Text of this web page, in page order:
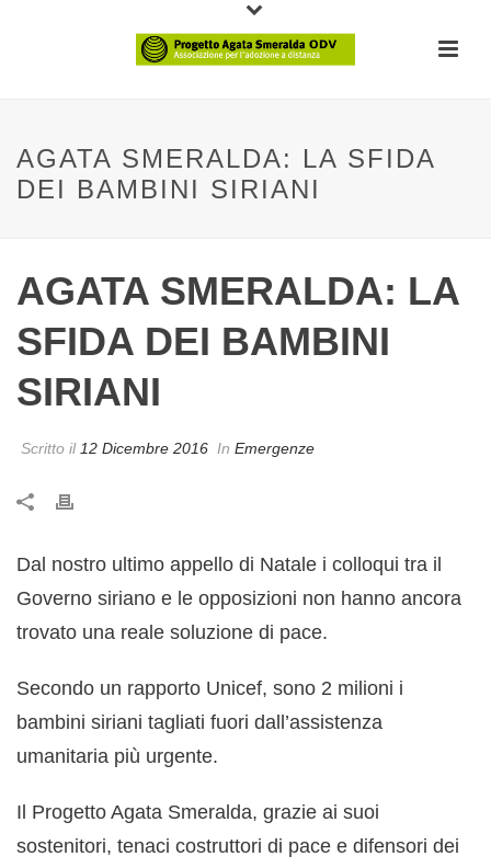
AGATA SMERALDA: LA SFIDA
DEI BAMBINI SIRIANI
AGATA SMERALDA: LA
SFIDA DEI BAMBINI
SIRIANI
Scritto il 12 Dicembre 2016 In Emergenze
Dal nostro ultimo appello di Natale i colloqui tra il
Governo siriano e le opposizioni non hanno ancora
trovato una reale soluzione di pace.
Secondo un rapporto Unicef, sono 2 milioni i
bambini siriani tagliati fuori dall’assistenza
umanitaria più urgente.
Il Progetto Agata Smeralda, grazie ai suoi
sostenitori, tenaci costruttori di pace e difensori dei